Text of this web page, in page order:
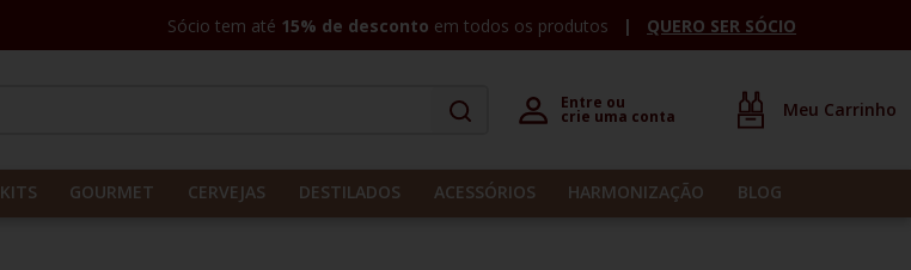
Sócio tem até 15% de desconto em todos os produtos QUERO SER SÓCIO
Entre ou
crie uma conta
KITS GOURMET CERVEJAS DESTILADOS ACESSÓRIOS HARMONIZAÇÃO BLOG